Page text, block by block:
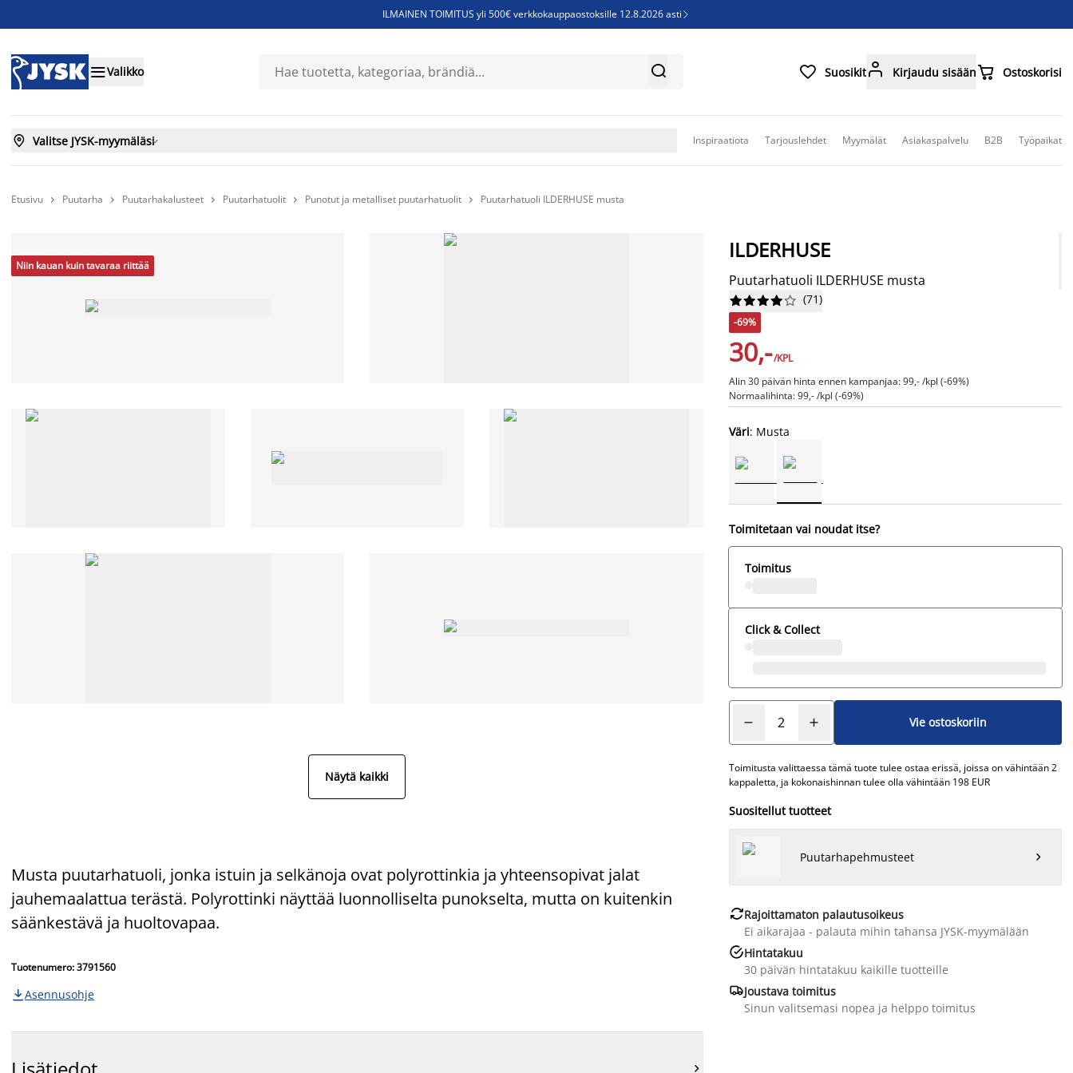
ILMAINEN TOIMITUS yli 500€ verkkokauppaostoksille 12.8.2026 asti 
Sijauspatjoja - Säästä jopa 60%
Valikko   Suosikit Kirjaudu sisään Ostoskorisi
 Valitse JYSK-myymäläsi Inspiraatiota Tarjouslehdet Myymälät Asiakaspalvelu B2B Työpaikat
Etusivu  Puutarha  Puutarhakalusteet  Puutarhatuolit  Punotut ja metalliset puutarhatuolit  Puutarhatuoli ILDERHUSE musta
Niin kauan kuin tavaraa riittää
Näytä kaikki
Musta puutarhatuoli, jonka istuin ja selkänoja ovat polyrottinkia ja yhteensopivat jalat
jauhemaalattua terästä. Polyrottinki näyttää luonnolliselta punokselta, mutta on kuitenkin
säänkestävä ja huoltovapaa.
Tuotenumero: 3791560
 Asennusohje

ILDERHUSE
Puutarhatuoli ILDERHUSE musta





 (71)
-69%
30,-/KPL
Alin 30 päivän hinta ennen kampanjaa: 99,- /kpl (-69%)
Normaalihinta: 99,- /kpl (-69%)
Väri: Musta
Toimitetaan vai noudat itse?
Toimitus
Click & Collect
Vie ostoskoriin
Toimitusta valittaessa tämä tuote tulee ostaa erissä, joissa on vähintään 2
kappaletta, ja kokonaishinnan tulee olla vähintään 198 EUR
Suositellut tuotteet
Puutarhapehmusteet 
Rajoittamaton palautusoikeus
Ei aikarajaa - palauta mihin tahansa JYSK-myymälään
Hintatakuu
30 päivän hintatakuu kaikille tuotteille
Joustava toimitus
Sinun valitsemasi nopea ja helppo toimitus